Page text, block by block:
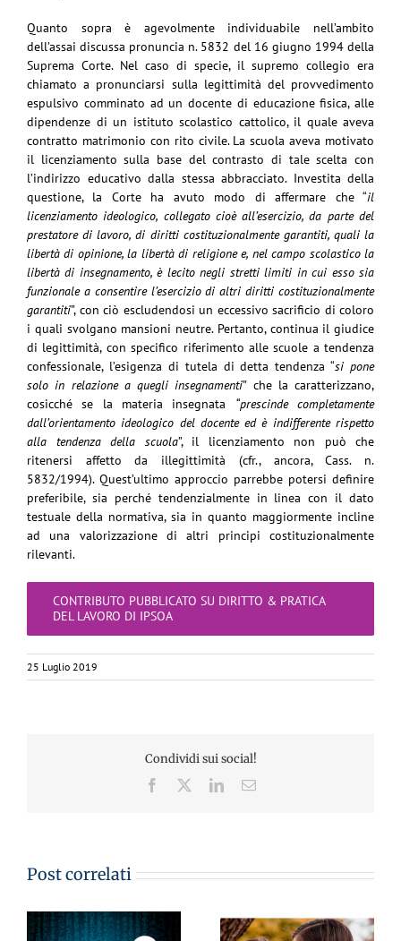
Quanto sopra è agevolmente individuabile nell’ambito
dell’assai discussa pronuncia n. 5832 del 16 giugno 1994 della
Suprema Corte. Nel caso di specie, il supremo collegio era
chiamato a pronunciarsi sulla legittimità del provvedimento
espulsivo comminato ad un docente di educazione fisica, alle
dipendenze di un istituto scolastico cattolico, il quale aveva
contratto matrimonio con rito civile. La scuola aveva motivato
il licenziamento sulla base del contrasto di tale scelta con
l’indirizzo educativo dalla stessa abbracciato. Investita della
questione, la Corte ha avuto modo di affermare che “il
licenziamento ideologico, collegato cioè all’esercizio, da parte del
prestatore di lavoro, di diritti costituzionalmente garantiti, quali la
libertà di opinione, la libertà di religione e, nel campo scolastico la
libertà di insegnamento, è lecito negli stretti limiti in cui esso sia
funzionale a consentire l’esercizio di altri diritti costituzionalmente
garantiti”, con ciò escludendosi un eccessivo sacrificio di coloro
i quali svolgano mansioni neutre. Pertanto, continua il giudice
di legittimità, con specifico riferimento alle scuole a tendenza
confessionale, l’esigenza di tutela di detta tendenza “si pone
solo in relazione a quegli insegnamenti” che la caratterizzano,
cosicché se la materia insegnata “prescinde completamente
dall’orientamento ideologico del docente ed è indifferente rispetto
alla tendenza della scuola”, il licenziamento non può che
ritenersi affetto da illegittimità (cfr., ancora, Cass. n.
5832/1994). Quest’ultimo approccio parrebbe potersi definire
preferibile, sia perché tendenzialmente in linea con il dato
testuale della normativa, sia in quanto maggiormente incline
ad una valorizzazione di altri principi costituzionalmente
rilevanti.
CONTRIBUTO PUBBLICATO SU DIRITTO & PRATICA
DEL LAVORO DI IPSOA
25 Luglio 2019
Condividi sui social!
Facebook LinkedInEmail
Post correlati